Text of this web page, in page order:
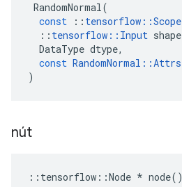
RandomNormal(
const
:: tensorflow ::Scope
:: tensorflow :: Input shape
DataType dtype,
const RandomNormal ::Attrs
)
nút
:: tensorflow ::Node * node()